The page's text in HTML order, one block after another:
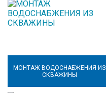
МОНТАЖ ВОДОСНАБЖЕНИЯ ИЗ
СКВАЖИНЫ